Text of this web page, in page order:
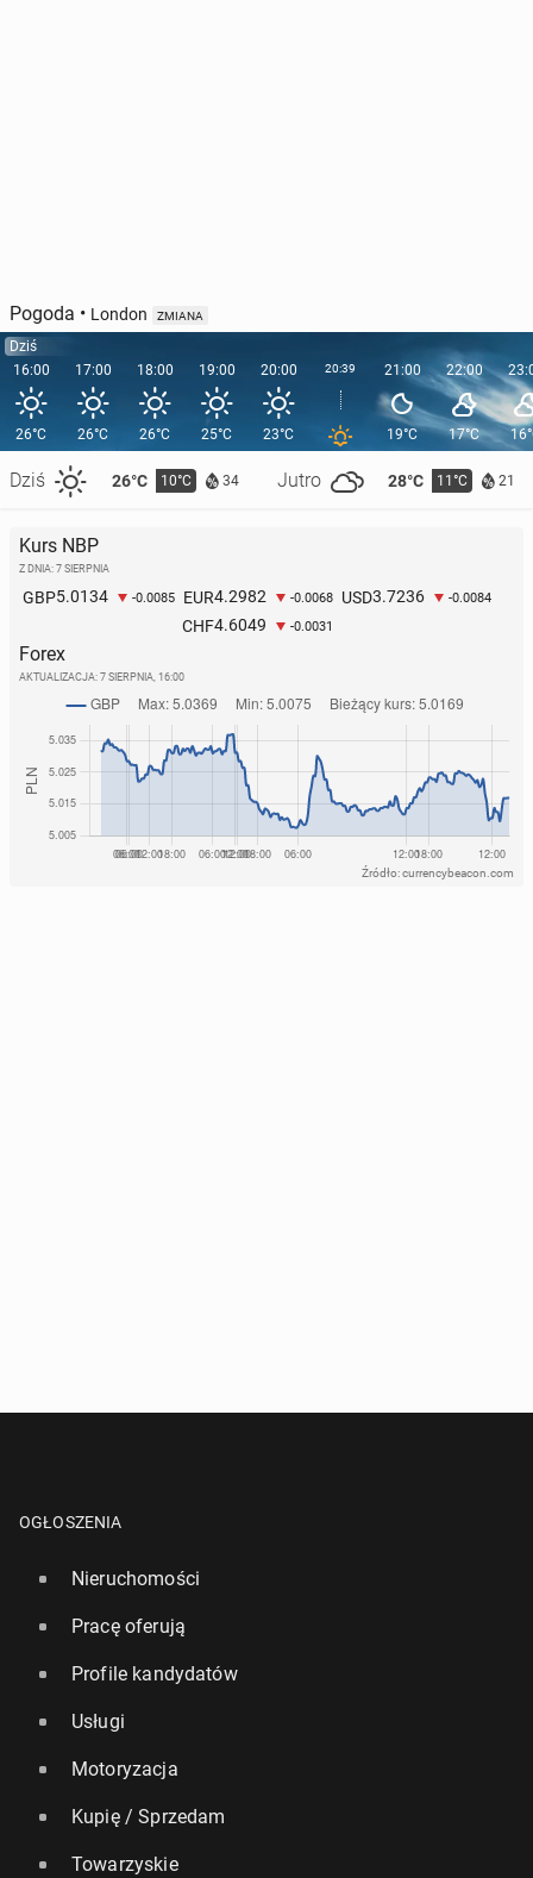
Pogoda • London ZMIANA
Dziś
16:00
26°C
Dziś 26°C 10°C 34 Jutro 28°C 11°C 21
17:00
26°C
18:00
26°C
19:00
25°C
20:00
23°C
20:39 21:00
19°C
22:00
17°C
Kurs NBP
Z DNIA: 7 SIERPNIA
GBP5.0134 -0.0085 EUR4.2982 -0.0068 USD3.7236 -0.0084
CHF4.6049 -0.0031
Forex
AKTUALIZACJA: 7 SIERPNIA, 16:00
Źródło: currencybeacon.com
OGŁOSZENIA
Nieruchomości
Pracę oferują
Profile kandydatów
Usługi
Motoryzacja
Kupię / Sprzedam
Towarzyskie